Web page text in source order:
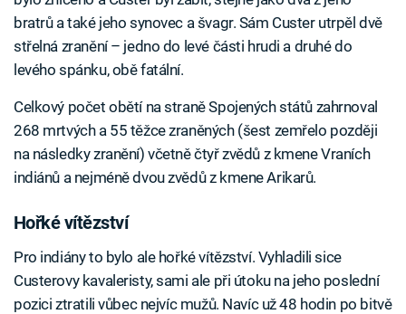
bratrů a také jeho synovec a švagr. Sám Custer utrpěl dvě
střelná zranění – jedno do levé části hrudi a druhé do
levého spánku, obě fatální.
Celkový počet obětí na straně Spojených států zahrnoval
268 mrtvých a 55 těžce zraněných (šest zemřelo později
na následky zranění) včetně čtyř zvědů z kmene Vraních
indiánů a nejméně dvou zvědů z kmene Arikarů.
Hořké vítězství
Pro indiány to bylo ale hořké vítězství. Vyhladili sice
Custerovy kavaleristy, sami ale při útoku na jeho poslední
pozici ztratili vůbec nejvíc mužů. Navíc už 48 hodin po bitvě